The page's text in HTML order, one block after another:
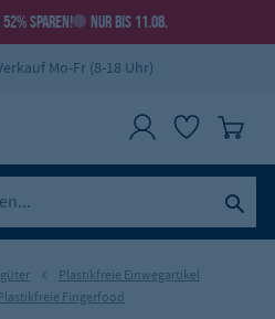
SPAREN! NUR BIS 11.08.
Mo-Fr (8-18 Uhr)
Plastikfreie Einwegartikel
Fingerfood